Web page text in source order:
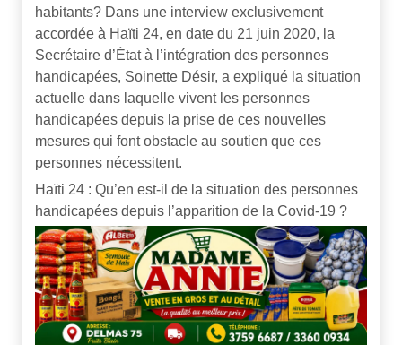
habitants? Dans une interview exclusivement
accordée à Haïti 24, en date du 21 juin 2020, la
Secrétaire d’État à l’intégration des personnes
handicapées, Soinette Désir, a expliqué la situation
actuelle dans laquelle vivent les personnes
handicapées depuis la prise de ces nouvelles
mesures qui font obstacle au soutien que ces
personnes nécessitent.
Haïti 24 : Qu’en est-il de la situation des personnes
handicapées depuis l’apparition de la Covid-19 ?